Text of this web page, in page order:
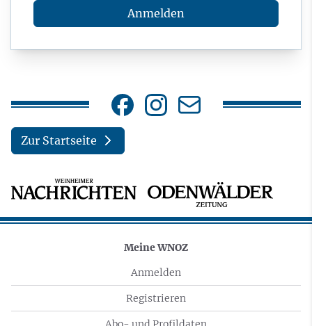
Anmelden
Zur Startseite
Meine WNOZ
Anmelden
Registrieren